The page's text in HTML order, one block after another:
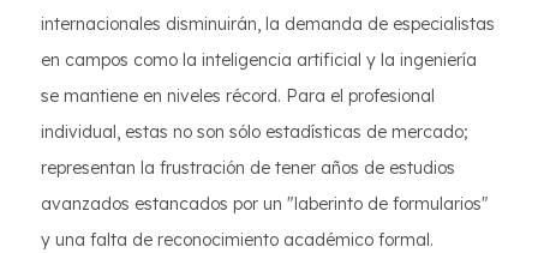
internacionales disminuirán, la demanda de especialistas
en campos como la inteligencia artificial y la ingeniería
se mantiene en niveles récord. Para el profesional
individual, estas no son sólo estadísticas de mercado;
representan la frustración de tener años de estudios
avanzados estancados por un "laberinto de formularios"
y una falta de reconocimiento académico formal.